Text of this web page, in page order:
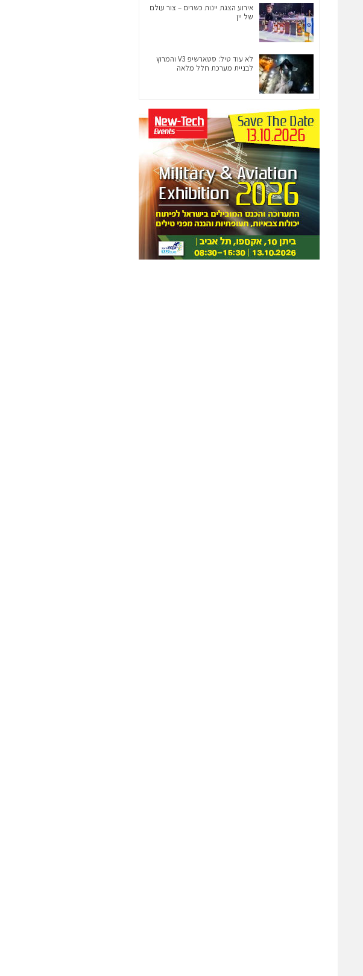
אירוע הצגת יינות כשרים – צור עולם
של יין
לא עוד טיל: סטארשיפ V3 והמרוץ
לבניית מערכת חלל מלאה